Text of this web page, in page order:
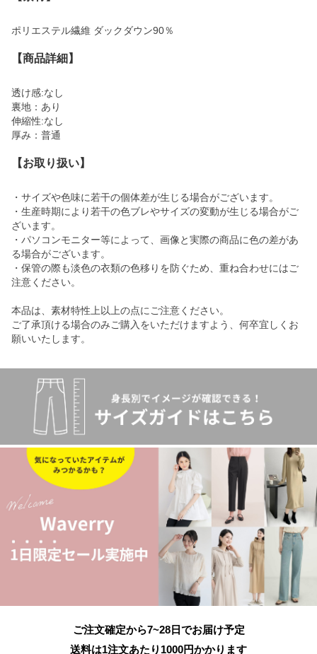
ポリエステル繊維 ダックダウン90％
【商品詳細】
透け感:なし
裏地：あり
伸縮性:なし
厚み：普通
【お取り扱い】
・サイズや色味に若干の個体差が生じる場合がございます。
・生産時期により若干の色ブレやサイズの変動が生じる場合がご
ざいます。
・パソコンモニター等によって、画像と実際の商品に色の差があ
る場合がございます。
・保管の際も淡色の衣類の色移りを防ぐため、重ね合わせにはご
注意ください。
本品は、素材特性上以上の点にご注意ください。
ご了承頂ける場合のみご購入をいただけますよう、何卒宜しくお
願いいたします。
ご注文確定から7~28日でお届け予定
送料は1注文あたり 1000円かかります